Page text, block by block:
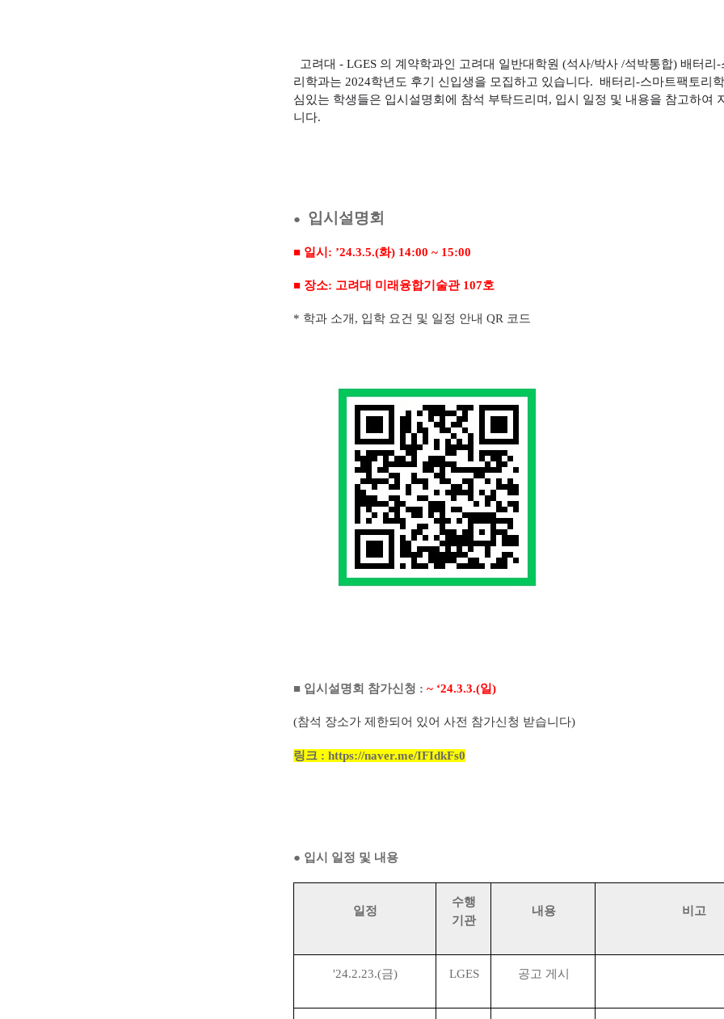
고려대 - LGES 의 계약학과인 고려대 일반대학원 (석사/박사 /석박통합) 배터리 -
리학과는 2024학년도 후기 신입생을 모집하고 있습니다. 배터리 -스마트팩토리
심있는 학생들은 입시설명회에 참석 부탁드리며 , 입시 일정 및 내용을 참고하여
니다.
● 입시설명회
■ 일시 : ’24.3.5.(화) 14:00 ~ 15:00
■ 장소: 고려대 미래융합기술관 107호
* 학과 소개 , 입학 요건 및 일정 안내 QR 코드
■ 입시설명회 참가신청 : ~ ‘24.3.3.(일)
(참석 장소가 제한되어 있어 사전 참가신청 받습니다)
링크 : https://naver.me/IFIdkFs0
● 입시 일정 및 내용
일정
수행
기관
내용 비고
'24.2.23.(금) LGES 공고 게시